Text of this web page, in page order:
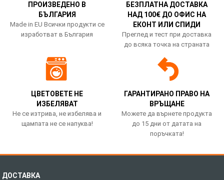
ПРОИЗВЕДЕНО В
БЪЛГАРИЯ
Made in EU Всички продукти се
изработват в България
БЕЗПЛАТНА ДОСТАВКА
НАД 100€ ДО ОФИС НА
ЕКОНТ ИЛИ СПИДИ
Преглед и тест при доставка
до всяка точка на страната
ЦВЕТОВЕТЕ НЕ
ИЗБЕЛЯВАТ
Не се изтрива, не избелява и
щампата не се напуква!
ГАРАНТИРАНО ПРАВО НА
ВРЪЩАНЕ
Можете да върнете продукта
до 15 дни от датата на
поръчката!
ДОСТАВКА